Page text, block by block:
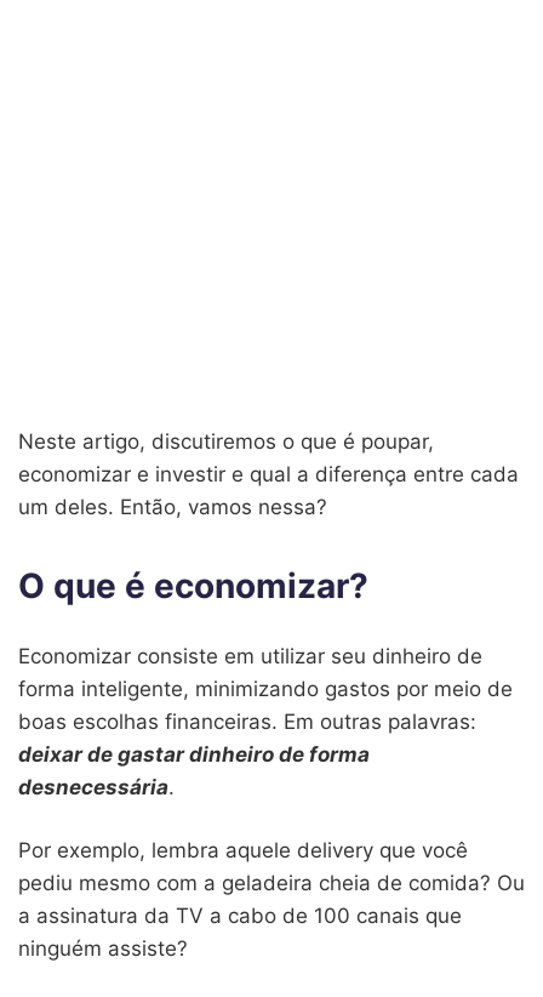
Neste artigo, discutiremos o que é poupar,
economizar e investir e qual a diferença entre cada
um deles. Então, vamos nessa?
O que é economizar?
Economizar consiste em utilizar seu dinheiro de
forma inteligente, minimizando gastos por meio de
boas escolhas financeiras. Em outras palavras:
deixar de gastar dinheiro de forma
desnecessária.
Por exemplo, lembra aquele delivery que você
pediu mesmo com a geladeira cheia de comida? Ou
a assinatura da TV a cabo de 100 canais que
ninguém assiste?